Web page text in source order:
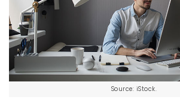
Source: iStock.